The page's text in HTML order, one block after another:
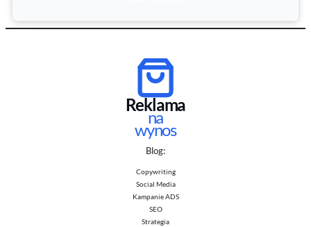
Reklama
na
wynos
Blog:
Copywriting
Social Media
Kampanie ADS
SEO
Strategia